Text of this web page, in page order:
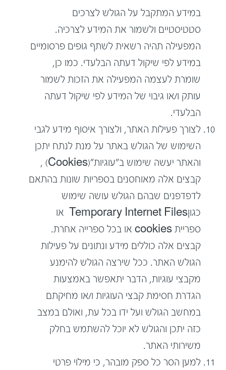
במידע המתקבל על הגולש לצרכים
סטטיסטיים ולשמור את המידע לצרכיה.
המפעילה תהיה רשאית לשתף גופים פרסומיים
במידע לפי שיקול דעתה הבלעדי. כמו כן,
שומרת לעצמה המפעילה את הזכות לשמור
עותק ו/או גיבוי של המידע לפי שיקול דעתה
הבלעדי.
לצורך פעילות האתר, ולצורך איסוף מידע לגבי
השימוש של הגולש באתר על מנת לנתח יתכן
והאתר יעשה שימוש ב"עוגיות"(Cookies) ,
קבצים אלה מאוחסנים בספריות שונות בהתאם
לדפדפנים שבהם הגולש עושה שימוש
כגוןTemporary Internet Files או
ספריית cookies או בכל ספרייה אחרת.
קבצים אלה כוללים מידע ונתונים על פעילות
הגולש האתר. ככל שירצה הגולש להימנע
מקבצי עוגיות, הדבר יתאפשר באמצעות
הגדרת חסימת קבצי העוגיות ו/או מחיקתם
במחשב הגולש ועל ידו בכל עת, ואולם במצב
כזה יתכן והגולש לא יוכל להשתמש בחלק
משירותי האתר.
למען הסר כל ספק מובהר, כי מילוי פרטי